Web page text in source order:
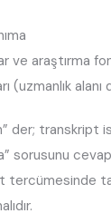
ve araştırma
(uzmanlık alanı
der; transkript
sorusunu
tercümesinde